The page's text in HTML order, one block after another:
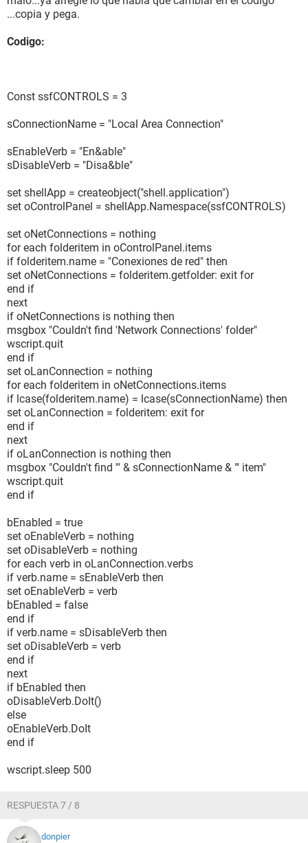
...copia y pega.
Codigo:
Const ssfCONTROLS = 3
sConnectionName = "Local Area Connection"
sEnableVerb = "En&able"
sDisableVerb = "Disa&ble"
set shellApp = createobject("shell.application")
set oControlPanel = shellApp.Namespace(ssfCONTROLS)
set oNetConnections = nothing
for each folderitem in oControlPanel.items
if folderitem.name = "Conexiones de red" then
set oNetConnections = folderitem.getfolder: exit for
end if
next
if oNetConnections is nothing then
msgbox "Couldn't find 'Network Connections' folder"
wscript.quit
end if
set oLanConnection = nothing
for each folderitem in oNetConnections.items
if lcase(folderitem.name) = lcase(sConnectionName) then
set oLanConnection = folderitem: exit for
end if
next
if oLanConnection is nothing then
msgbox "Couldn't find '" & sConnectionName & "' item"
wscript.quit
end if
bEnabled = true
set oEnableVerb = nothing
set oDisableVerb = nothing
for each verb in oLanConnection.verbs
if verb.name = sEnableVerb then
set oEnableVerb = verb
bEnabled = false
end if
if verb.name = sDisableVerb then
set oDisableVerb = verb
end if
next
if bEnabled then
oDisableVerb.DoIt()
else
oEnableVerb.DoIt
end if
wscript.sleep 500
RESPUESTA 7 / 8
donpier